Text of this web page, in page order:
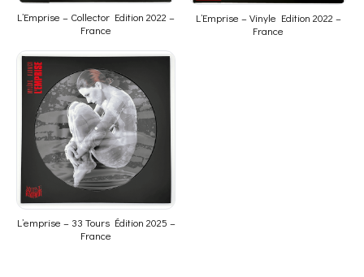
L’Emprise – Collector Edition 2022 –
France
L’Emprise – Vinyle Edition 2022 –
France
L’emprise – 33 Tours Édition 2025 –
France